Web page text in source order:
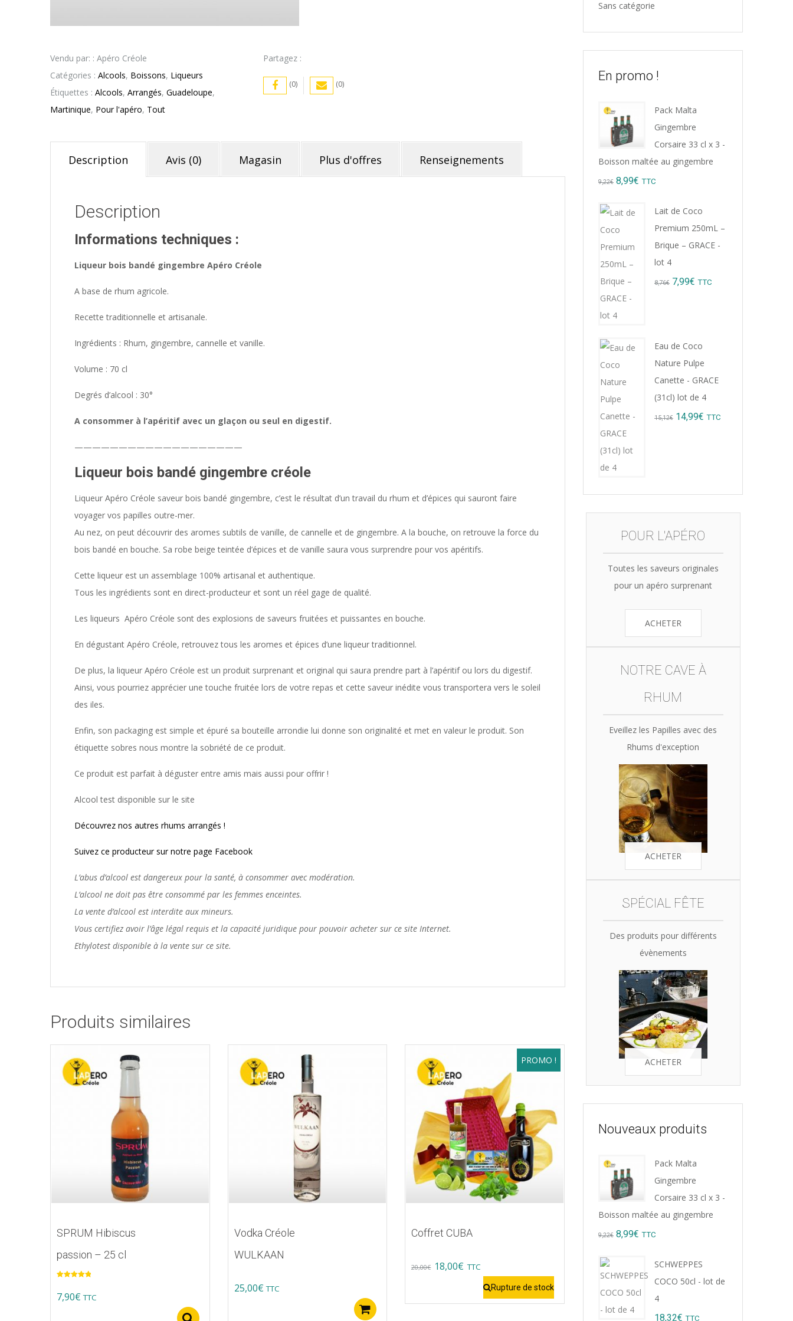
Vendu par: : Apéro Créole
Catégories : Alcools, Boissons, Liqueurs
Étiquettes : Alcools, Arrangés, Guadeloupe,
Martinique, Pour l'apéro, Tout
Partagez :
(0) (0)
Description Avis (0) Magasin Plus d'offres Renseignements
Description
Informations techniques :
Liqueur bois bandé gingembre Apéro Créole
A base de rhum agricole.
Recette traditionnelle et artisanale.
Ingrédients : Rhum, gingembre, cannelle et vanille.
Volume : 70 cl
Degrés d’alcool : 30°
A consommer à l’apéritif avec un glaçon ou seul en digestif.
———————————————————
Liqueur bois bandé gingembre créole
Liqueur Apéro Créole saveur bois bandé gingembre, c’est le résultat d’un travail du rhum et d’épices qui sauront faire
voyager vos papilles outre-mer.
Au nez, on peut découvrir des aromes subtils de vanille, de cannelle et de gingembre. A la bouche, on retrouve la force du
bois bandé en bouche. Sa robe beige teintée d’épices et de vanille saura vous surprendre pour vos apéritifs.
Cette liqueur est un assemblage 100% artisanal et authentique.
Tous les ingrédients sont en direct-producteur et sont un réel gage de qualité.
Les liqueurs Apéro Créole sont des explosions de saveurs fruitées et puissantes en bouche.
En dégustant Apéro Créole, retrouvez tous les aromes et épices d’une liqueur traditionnel.
De plus, la liqueur Apéro Créole est un produit surprenant et original qui saura prendre part à l’apéritif ou lors du digestif.
Ainsi, vous pourriez apprécier une touche fruitée lors de votre repas et cette saveur inédite vous transportera vers le soleil
des iles.
Enfin, son packaging est simple et épuré sa bouteille arrondie lui donne son originalité et met en valeur le produit. Son
étiquette sobres nous montre la sobriété de ce produit.
Ce produit est parfait à déguster entre amis mais aussi pour offrir !
Alcool test disponible sur le site
Découvrez nos autres rhums arrangés !
Suivez ce producteur sur notre page Facebook
L’abus d’alcool est dangereux pour la santé, à consommer avec modération.
L’alcool ne doit pas être consommé par les femmes enceintes.
La vente d’alcool est interdite aux mineurs.
Vous certifiez avoir l’âge légal requis et la capacité juridique pour pouvoir acheter sur ce site Internet.
Ethylotest disponible à la vente sur ce site.
Produits similaires
SPRUM Hibiscus
passion – 25 cl
7,90€ TTC
Vodka Créole
WULKAAN
25,00€ TTC
PROMO !
Coffret CUBA
20,00€ Original
was:
18,00€ Current
price
is:
TTC
Rupture de stock
Sans catégorie
En promo !
Pack Malta
Gingembre
Corsaire 33 cl x 3 -
Boisson maltée au gingembre
9,22€ Original
was:
8,99€ Current
TTC
Lait de Coco
Premium 250mL –
Brique – GRACE -
lot 4
8,76€ Original
7,99€ Current
TTC
Eau de Coco
Nature Pulpe
Canette - GRACE
(31cl) lot de 4
15,12€ Original
14,99€ Current
TTC
POUR L'APÉRO
Toutes les saveurs originales
pour un apéro surprenant
ACHETER
NOTRE CAVE À
RHUM
Eveillez les Papilles avec des
Rhums d'exception
ACHETER
SPÉCIAL FÊTE
Des produits pour différents
évènements
ACHETER
Nouveaux produits
Pack Malta
Gingembre
Corsaire 33 cl x 3 -
Boisson maltée au gingembre
9,22€ Original
was:
9,22€.
8,99€ Current
is:
8,99€.
TTC
SCHWEPPES
COCO 50cl - lot de
4
18,32€ TTC